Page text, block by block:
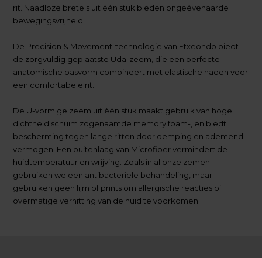
rit. Naadloze bretels uit één stuk bieden ongeëvenaarde
bewegingsvrijheid.
De Precision & Movement-technologie van Etxeondo biedt
de zorgvuldig geplaatste Uda-zeem, die een perfecte
anatomische pasvorm combineert met elastische naden voor
een comfortabele rit.
De U-vormige zeem uit één stuk maakt gebruik van hoge
dichtheid schuim zogenaamde memory foam-, en biedt
bescherming tegen lange ritten door demping en ademend
vermogen. Een buitenlaag van Microfiber vermindert de
huidtemperatuur en wrijving. Zoals in al onze zemen
gebruiken we een antibacteriële behandeling, maar
gebruiken geen lijm of prints om allergische reacties of
overmatige verhitting van de huid te voorkomen.